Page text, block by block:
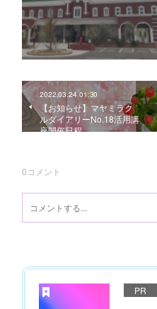
2022.03.24 01:30
【お知らせ】マヤミラク
ルダイアリーNo.18活用講
座開催日程
0コメント
PR